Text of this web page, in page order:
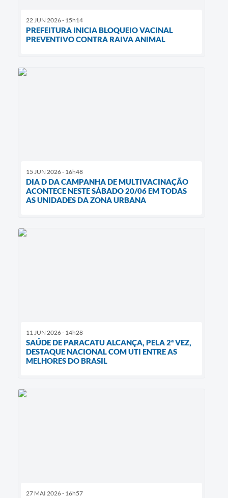
22 JUN 2026 - 15h14
PREFEITURA INICIA BLOQUEIO VACINAL
PREVENTIVO CONTRA RAIVA ANIMAL
15 JUN 2026 - 16h48
DIA D DA CAMPANHA DE MULTIVACINAÇÃO
ACONTECE NESTE SÁBADO 20/06 EM TODAS
AS UNIDADES DA ZONA URBANA
11 JUN 2026 - 14h28
SAÚDE DE PARACATU ALCANÇA, PELA 2ª VEZ,
DESTAQUE NACIONAL COM UTI ENTRE AS
MELHORES DO BRASIL
27 MAI 2026 - 16h57